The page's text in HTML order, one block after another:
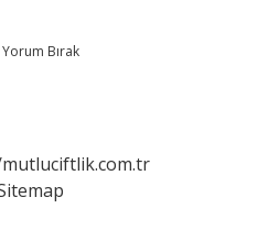
Yorum Bırak